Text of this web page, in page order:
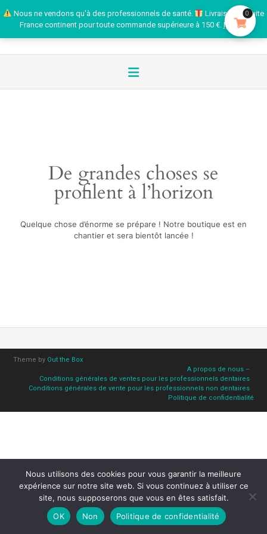
Nous ne vendons qu'à des professionnels de santé.
Livraison gratuite
France continent pour toute commande supérieure à 150 €. Ignorer
De grandes choses se
profilent à l’horizon
Quelque chose d’énorme se prépare ! Notre boutique est en
chantier et sera bientôt lancée !
Theme by Out the Box
A propos de nous –
Conditions générales de ventes pour les professionnels dentaires
Conditions générales de vente pour les professionnels non dentaires
Politique de confidentialité
0
Nous utilisons des cookies pour vous garantir la meilleure
expérience sur notre site web. Si vous continuez à utiliser ce
site, nous supposerons que vous en êtes satisfait.
OK
Non Politique de confidentialité